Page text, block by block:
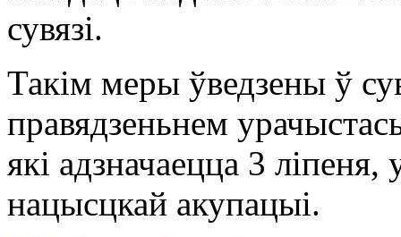
сувязі.
Такім меры ўведзены ў
правядзеньнем
які адзначаецца 3
нацысцкай акупацыі.